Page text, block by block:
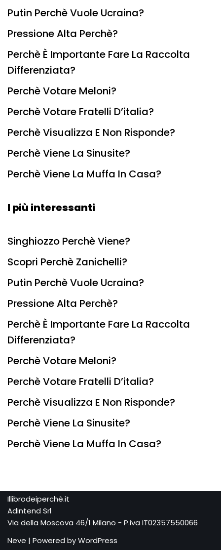
Putin Perchè Vuole Ucraina?
Pressione Alta Perchè?
Perchè È Importante Fare La Raccolta
Differenziata?
Perchè Votare Meloni?
Perchè Votare Fratelli D’italia?
Perchè Visualizza E Non Risponde?
Perchè Viene La Sinusite?
Perchè Viene La Muffa In Casa?
I più interessanti
Singhiozzo Perchè Viene?
Scopri Perchè Zanichelli?
Putin Perchè Vuole Ucraina?
Pressione Alta Perchè?
Perchè È Importante Fare La Raccolta
Differenziata?
Perchè Votare Meloni?
Perchè Votare Fratelli D’italia?
Perchè Visualizza E Non Risponde?
Perchè Viene La Sinusite?
Perchè Viene La Muffa In Casa?
Illibrodeiperchè.it
Adintend Srl
Via della Moscova 46/1 Milano - P.iva IT02357550066
Neve | Powered byWordPress